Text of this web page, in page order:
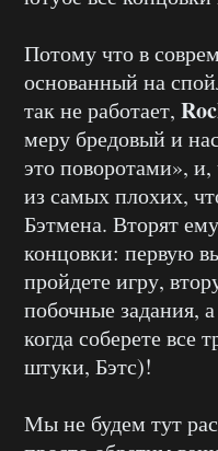
Потому что в
основанный на
так не работает,
меру бредовый и
это поворотами», и,
из самых плохих,
Бэтмена. Вторят
концовки: первую
пройдете игру,
побочные задания,
когда соберете все
штуки, Бэтс)!
Мы не будем тут